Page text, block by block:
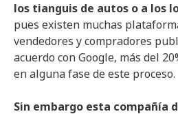
los tianguis de autos o a los
pues existen muchas
vendedores y compradores
acuerdo con Google, más del
en alguna fase de este proceso.
Sin embargo esta compañía